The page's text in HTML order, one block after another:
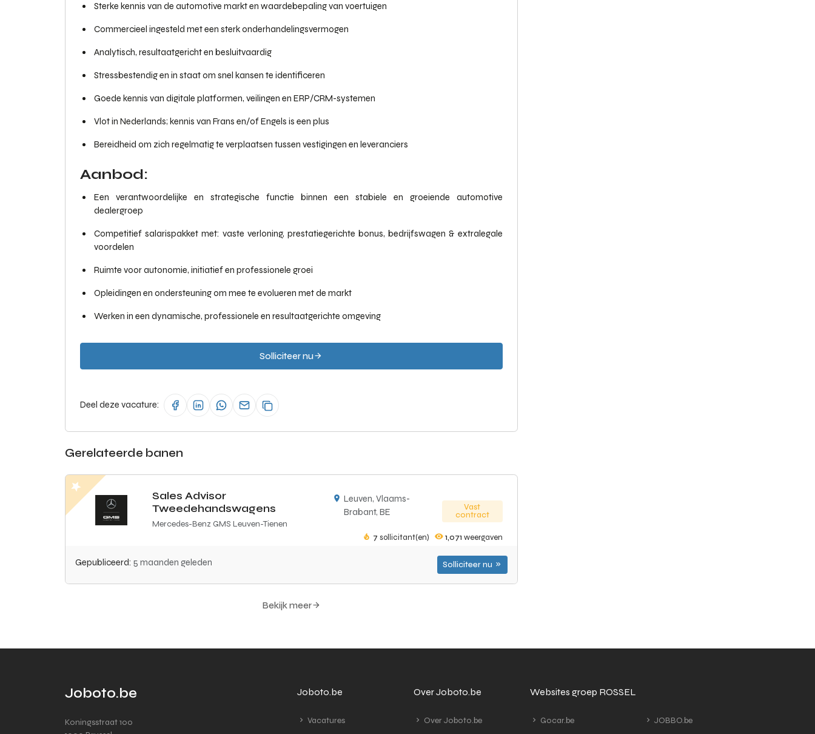
Sterke kennis van de automotive markt en waardebepaling van voertuigen
Commercieel ingesteld met een sterk onderhandelingsvermogen
Analytisch, resultaatgericht en besluitvaardig
Stressbestendig en in staat om snel kansen te identificeren
Goede kennis van digitale platformen, veilingen en ERP/CRM-systemen
Vlot in Nederlands; kennis van Frans en/of Engels is een plus
Bereidheid om zich regelmatig te verplaatsen tussen vestigingen en leveranciers
Aanbod:
Een verantwoordelijke en strategische functie binnen een stabiele en groeiende automotive
dealergroep
Competitief salarispakket met: vaste verloning, prestatiegerichte bonus, bedrijfswagen & extralegale
voordelen
Ruimte voor autonomie, initiatief en professionele groei
Opleidingen en ondersteuning om mee te evolueren met de markt
Werken in een dynamische, professionele en resultaatgerichte omgeving
Solliciteer nu
Deel deze vacature:
Gerelateerde banen
Sales Advisor
Tweedehandswagens
Mercedes-Benz GMS Leuven-Tienen
Leuven, Vlaams-
Brabant, BE
Vast
contract
7 sollicitant(en) 1,071 weergaven
Gepubliceerd: 5 maanden geleden Solliciteer nu
Bekijk meer
Joboto.be
Koningsstraat 100
Joboto.be
Vacatures
Over Joboto.be
Over Joboto.be
Websites groep ROSSEL
Gocar.be JOBBO.be